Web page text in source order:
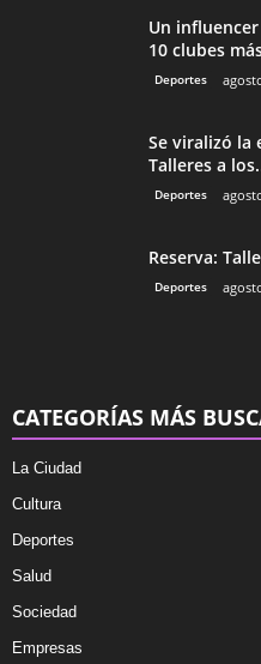
Un
10 clubes
Deportes
Se viralizó la
Talleres a
Deportes
Reserva:
Deportes
CATEGORÍAS MÁS
La Ciudad
Cultura
Deportes
Salud
Sociedad
Empresas